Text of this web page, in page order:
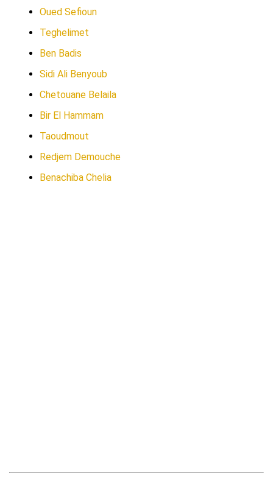
Oued Sefioun
Teghelimet
Ben Badis
Sidi Ali Benyoub
Chetouane Belaila
Bir El Hammam
Taoudmout
Redjem Demouche
Benachiba Chelia